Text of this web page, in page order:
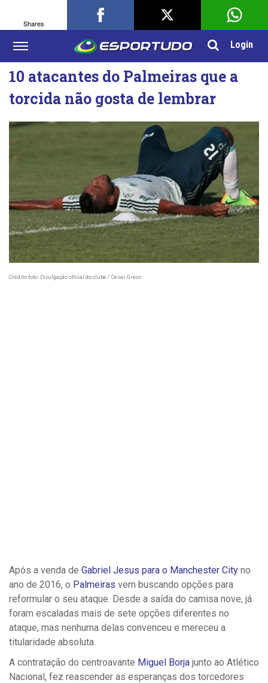
Login
10 atacantes do Palmeiras que a
torcida não gosta de lembrar
Crédito foto: Divulgação oficial do clube / Cesar Greco
Após a venda de Gabriel Jesus para o Manchester City no
ano de 2016, o Palmeiras vem buscando opções para
reformular o seu ataque. Desde a saída do camisa nove, já
foram escaladas mais de sete opções diferentes no
ataque, mas nenhuma delas convenceu e mereceu a
titularidade absoluta.
A contratação do centroavante Miguel Borja junto ao Atlético
Nacional, fez reascender as esperanças dos torcedores
Shares